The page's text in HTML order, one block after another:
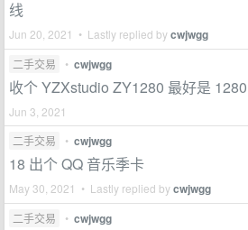
线
Jun 20, 2021 • Lastly replied bycwjwgg
二手交易 • cwjwgg
收个 YZXstudio ZY1280 最好是
Jun 3, 2021
二手交易
• cwjwgg
18 出个 QQ 音乐季卡
May 30, 2021 • Lastly replied bycwjwgg
二手交易 • cwjwgg